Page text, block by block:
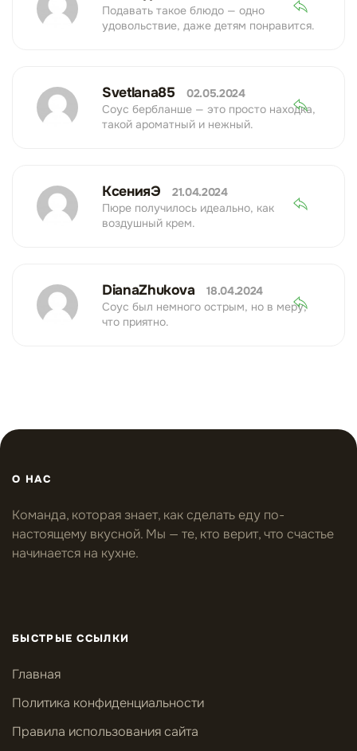
Подавать такое блюдо — одно
удовольствие, даже детям понравится.
Svetlana85
02.05.2024
Соус бербланше — это просто находка,
такой ароматный и нежный.
КсенияЭ
21.04.2024
Пюре получилось идеально, как
воздушный крем.
DianaZhukova
18.04.2024
Соус был немного острым, но в меру,
что приятно.
О НАС
Команда, которая знает, как сделать еду по-
настоящему вкусной. Мы — те, кто верит, что счастье
начинается на кухне.
БЫСТРЫЕ ССЫЛКИ
Главная
Политика конфиденциальности
Правила использования сайта